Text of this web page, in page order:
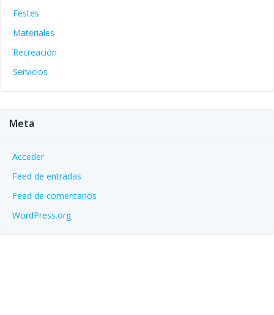
Festes
Materiales
Recreación
Servicios
Meta
Acceder
Feed de entradas
Feed de comentarios
WordPress.org